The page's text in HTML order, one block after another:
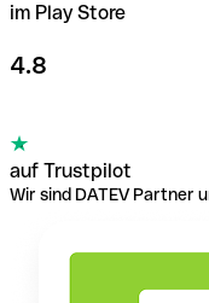
im Play Store
4.8
auf Trustpilot
Wir sind DATEV Partner